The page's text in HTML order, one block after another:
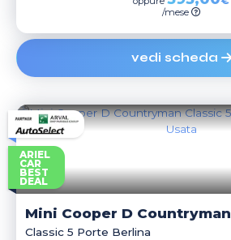
/mese
vedi scheda
ARIEL
CAR
BEST
DEAL
Mini Cooper D Countryman
Classic 5 Porte Berlina